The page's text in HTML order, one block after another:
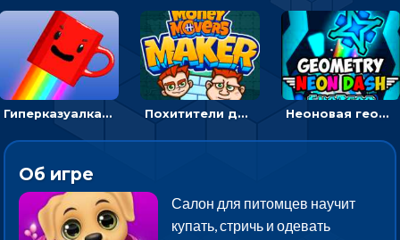
Гиперказуалка Летающая чашка кофе: двигаться и собирать кубики сахара Похитители денег: управляйте друзьями и соберите все мешки с долларами Неоновая геометрия: прыгай через препятствия и собирай шары
Об игре
Салон для питомцев научит
купать, стричь и одевать